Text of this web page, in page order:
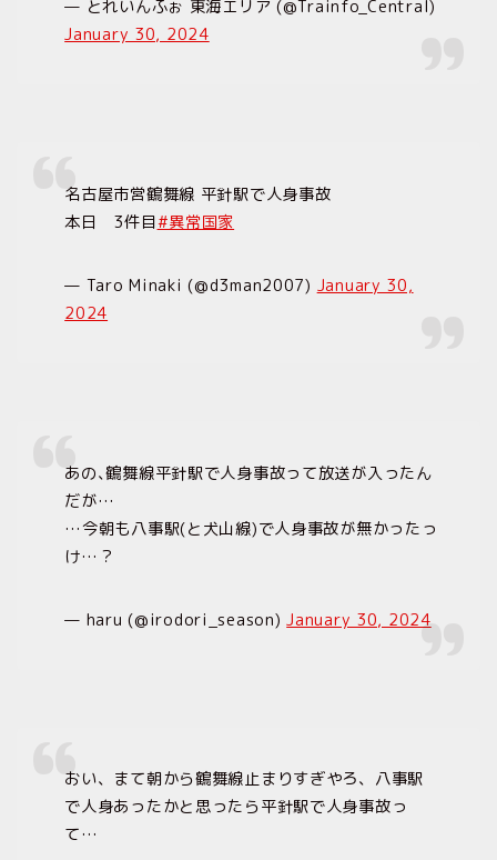
— とれいんふぉ 東海エリア (@Trainfo_Central)
January 30, 2024
名古屋市営鶴舞線 平針駅で人身事故
本日 3件目#異常国家
— Taro Minaki (@d3man2007) January 30,
2024
あの､鶴舞線平針駅で人身事故って放送が入ったん
だが…
…今朝も八事駅(と犬山線)で人身事故が無かったっ
け…？
— haru (@irodori_season)January 30, 2024
おい、まて朝から鶴舞線止まりすぎやろ、八事駅
で人身あったかと思ったら平針駅で人身事故っ
て…